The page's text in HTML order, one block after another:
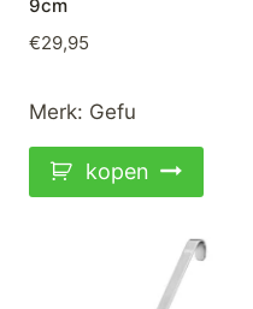
9cm
€29,95
Merk: Gefu
kopen